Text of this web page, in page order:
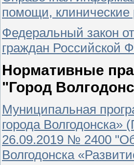
помощи,
Федеральный закон
граждан Российской
Нормативные
"Город
Муниципальная
города Волгодонска»
26.09.2019 № 2400
Волгодонска